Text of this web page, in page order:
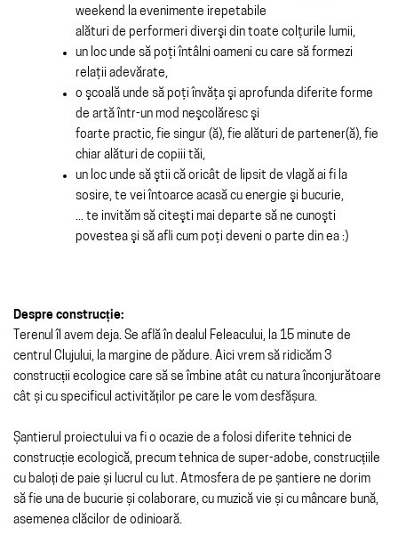
weekend la evenimente irepetabile
alături de performeri diverşi din toate colţurile lumii,
un loc unde să poţi întâlni oameni cu care să formezi
relaţii adevărate,
o şcoală unde să poţi învăţa şi aprofunda diferite forme
de artă într-un mod neşcolăresc şi
foarte practic, fie singur (ă), fie alături de partener(ă), fie
chiar alături de copiii tăi,
un loc unde să ştii că oricât de lipsit de vlagă ai fi la
sosire, te vei întoarce acasă cu energie şi bucurie,
... te invităm să citeşti mai departe să ne cunoşti
povestea şi să afli cum poţi deveni o parte din ea :)
Despre construcție:
Terenul îl avem deja. Se află în dealul Feleacului, la 15 minute de
centrul Clujului, la margine de pădure. Aici vrem să ridicăm 3
construcții ecologice care să se îmbine atât cu natura înconjurătoare
cât și cu specificul activităților pe care le vom desfășura.
Șantierul proiectului va fi o ocazie de a folosi diferite tehnici de
construcție ecologică, precum tehnica de super-adobe, construcțiile
cu baloți de paie și lucrul cu lut. Atmosfera de pe șantiere ne dorim
să fie una de bucurie și colaborare, cu muzică vie și cu mâncare bună,
asemenea clăcilor de odinioară.